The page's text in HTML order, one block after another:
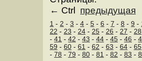
← Ctrl предыдущая
1 - 2 - 3 - 4 - 5 - 6 - 7 - 8 - 9 -
22 - 23 - 24 - 25 - 26 - 27 - 28
- 41 - 42 - 43 - 44 - 45 - 46 -
59 - 60 - 61 - 62 - 63 - 64 - 65
- 78 - 79 - 80 - 81 - 82 - 83 -